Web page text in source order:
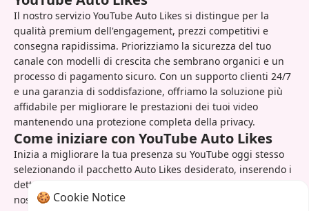
Il nostro servizio YouTube Auto Likes si distingue per la
qualità premium dell'engagement, prezzi competitivi e
consegna rapidissima. Priorizziamo la sicurezza del tuo
canale con modelli di crescita che sembrano organici e un
processo di pagamento sicuro. Con un supporto clienti 24/7
e una garanzia di soddisfazione, offriamo la soluzione più
affidabile per migliorare le prestazioni dei tuoi video
mantenendo una protezione completa della privacy.
Come iniziare con YouTube Auto Likes
Inizia a migliorare la tua presenza su YouTube oggi stesso
selezionando il pacchetto Auto Likes desiderato, inserendo i
dettagli del video e completando il tuo ordine sicuro. Il
nostro sistema elabora le richieste istantaneamente, con
🍪 Cookie Notice